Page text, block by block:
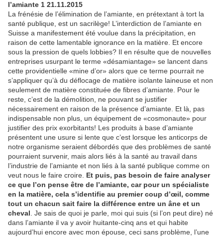
l’amiante 1 21.11.2015
La frénésie de l’élimination de l’amiante, en prétextant à tort la
santé publique, est un sacrilège! L’interdiction de l’amiante en
Suisse a manifestement été voulue dans la précipitation, en
raison de cette lamentable ignorance en la matière. Et encore
sous la pression de quels lobbies? Il en résulte que de nouvelles
entreprises usurpant le terme «désamiantage» se lancent dans
cette providentielle «mine d’or» alors que ce terme pourrait ne
s’appliquer qu’à du déflocage de matière isolante laineuse et non
seulement de matière constituée de fibres d’amiante. Pour le
reste, c’est de la démolition, ne pouvant se justifier
nécessairement en raison de la présence d’amiante. Et là, pas
indispensable non plus, un équipement de «cosmonaute» pour
justifier des prix exorbitants! Les produits à base d’amiante
présentent une usure si lente que c’est lorsque les anticorps de
notre organisme seraient débordés que des problèmes de santé
pourraient survenir, mais alors liés à la santé au travail dans
l’industrie de l’amiante et non liés à la santé publique comme on
veut nous le faire croire. Et puis, pas besoin de faire analyser
ce que l’on pense être de l’amiante, car pour un spécialiste
en la matière, cela s’identifie au premier coup d’œil, comme
tout un chacun sait faire la différence entre un âne et un
cheval . Je sais de quoi je parle, moi qui suis (si l’on peut dire) né
dans l’amiante il va y avoir huitante-cinq ans et qui habite
aujourd’hui encore avec mon épouse, ceci sans problème, l’une